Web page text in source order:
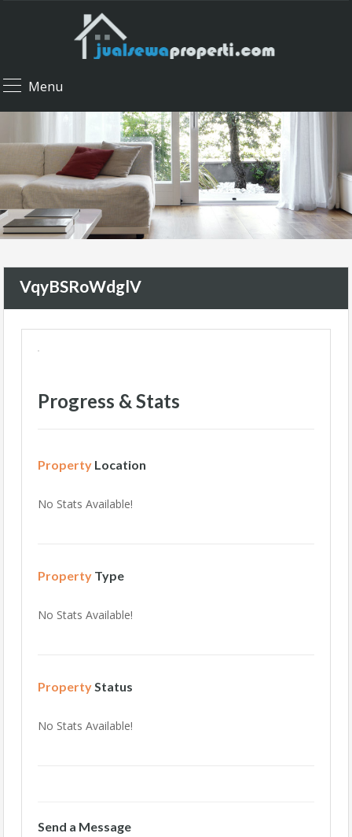
Menu
VqyBSRoWdglV
Progress & Stats
Property Location
No Stats Available!
Property Type
No Stats Available!
Property Status
No Stats Available!
Send a Message